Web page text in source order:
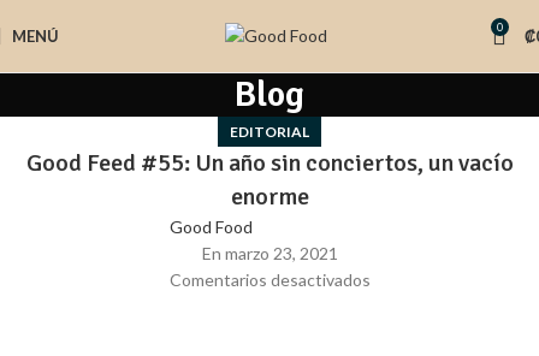
MENÚ 0 ₡
Blog
EDITORIAL
Good Feed #55: Un año sin conciertos, un vacío
enorme
Good Food
En marzo 23, 2021
Comentarios desactivados